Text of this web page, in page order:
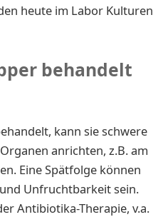
heute im Labor Kulturen
behandelt
kann sie schwere
anrichten, z.B. am
Eine Spätfolge können
Unfruchtbarkeit sein.
Antibiotika-Therapie, v.a.